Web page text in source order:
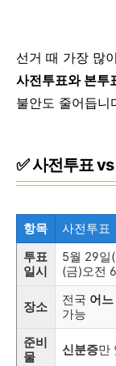
선거 때 가장 많
사전투표와 본투
불안도 줄어듭니
✅ 사전투표
항목 사전투표
투표
일시
5월 29일
(금)오전
장소 전국 어
가능
준비
물
신분증만